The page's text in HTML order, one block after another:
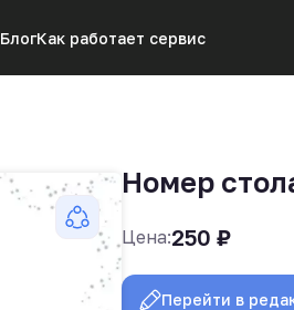
БлогКак работает сервис
Номер
Цена:250 ₽
Перейти в